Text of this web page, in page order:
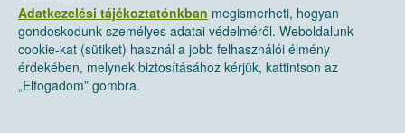
Adatkezelési tájékoztatónkban megismerheti, hogyan
gondoskodunk személyes adatai védelméről. Weboldalunk
cookie-kat (sütiket) használ a jobb felhasználói élmény
érdekében, melynek biztosításához kérjük, kattintson az
„Elfogadom” gombra.